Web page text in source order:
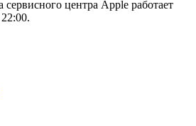
центра Apple работает